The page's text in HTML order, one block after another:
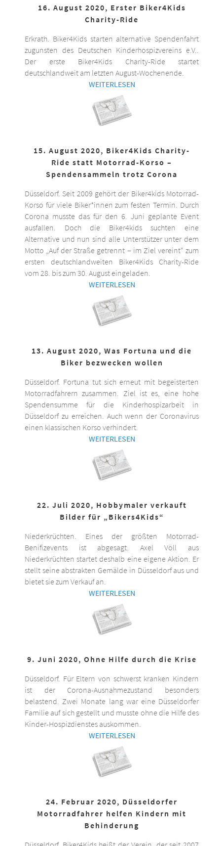
16. August 2020, Erster Biker4Kids
Charity-Ride
Erkrath. Biker4Kids starten alternative Spendenfahrt
zugunsten des Deutschen Kinderhospizvereins e.V..
Der erste Biker4Kids Charity-Ride startet
deutschlandweit am letzten August-Wochenende.
WEITERLESEN
15. August 2020, Biker4Kids Charity-
Ride statt Motorrad-Korso –
Spendensammeln trotz Corona
Düsseldorf. Seit 2009 gehört der Biker4kids Motorrad-
Korso für viele Biker*innen zum festen Termin. Durch
Corona musste das für den 6. Juni geplante Event
ausfallen. Doch die Biker4kids suchten eine
Alternative und nun sind alle Unterstützer unter dem
Motto „Auf der Straße getrennt – im Ziel vereint“ zum
ersten deutschlandweiten Biker4Kids Charity-Ride
vom 28. bis zum 30. August eingeladen.
WEITERLESEN
13. August 2020, Was Fortuna und die
Biker bezwecken wollen
Düsseldorf. Fortuna tut sich erneut mit begeisterten
Motorradfahrern zusammen. Ziel ist es, eine hohe
Spendensumme für die Kinderhospizarbeit in
Düsseldorf zu erreichen. Auch wenn der Coronavirus
einen klassischen Korso verhindert.
WEITERLESEN
22. Juli 2020, Hobbymaler verkauft
Bilder für „Bikers4Kids“
Niederkrüchten. Eines der größten Motorrad-
Benifizevents ist abgesagt. Axel Völl aus
Niederkrüchten startet deshalb eine eigene Aktion. Er
stellt seine abstrakten Gemälde in Düsseldorf aus und
bietet sie zum Verkauf an.
WEITERLESEN
9. Juni 2020, Ohne Hilfe durch die Krise
Düsseldorf. Für Eltern von schwerst kranken Kindern
ist der Corona-Ausnahmezustand besonders
belastend. Zwei Monate lang war eine Düsseldorfer
Familie auf sich gestellt und musste ohne die Hilfe des
Kinder-Hospizdienstes auskommen.
WEITERLESEN
24. Februar 2020, Düsseldorfer
Motorradfahrer helfen Kindern mit
Behinderung